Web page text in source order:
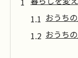
おうち
おうち
愛知県